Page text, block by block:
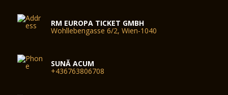
RM EUROPA TICKET GMBH
Wohllebengasse 6/2, Wien-1040
SUNĂ ACUM
+436763806708